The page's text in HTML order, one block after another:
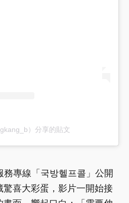
）分享的貼文
務專線「국방헬프콜」公開
喜大彩蛋，影片一開始接